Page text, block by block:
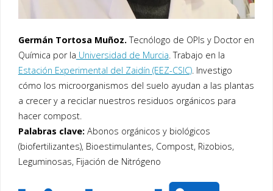
Germán Tortosa Muñoz.Tecnólogo de OPIs y Doctor en
Química por la Universidad de Murcia . Trabajo en la
Estación Experimental del Zaidín (EEZ-CSIC). Investigo
cómo los microorganismos del suelo ayudan a las plantas
a crecer y a reciclar nuestros residuos orgánicos para
hacer compost.
Palabras clave:Abonos orgánicos y biológicos
(biofertilizantes), Bioestimulantes, Compost, Rizobios,
Leguminosas, Fijación de Nitrógeno